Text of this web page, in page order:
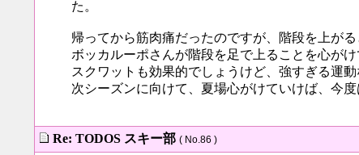
た。
帰ってから筋肉痛だったのですが、階段を上が
ボッカルーポさんが階段を足で上ることを心が
スクワットも効果的でしょうけど、強すぎる運
次シーズンに向けて、夏場心がけていけば、今
Re: TODOS スキー部 ( No.86 )